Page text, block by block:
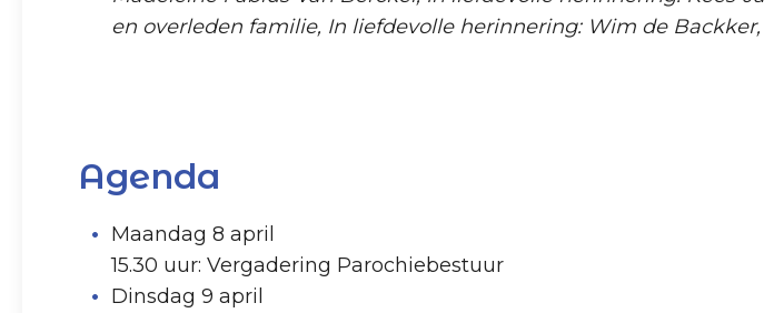
en overleden familie, In liefdevolle herinnering: Wim de
Agenda
Maandag 8 april
15.30 uur: Vergadering Parochiebestuur
Dinsdag 9 april